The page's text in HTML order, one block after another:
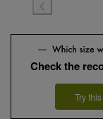
Check the
Try